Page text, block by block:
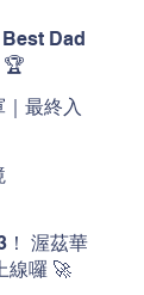
Best Dad
🏆
最終入
！ 渥茲華
線囉 🚀